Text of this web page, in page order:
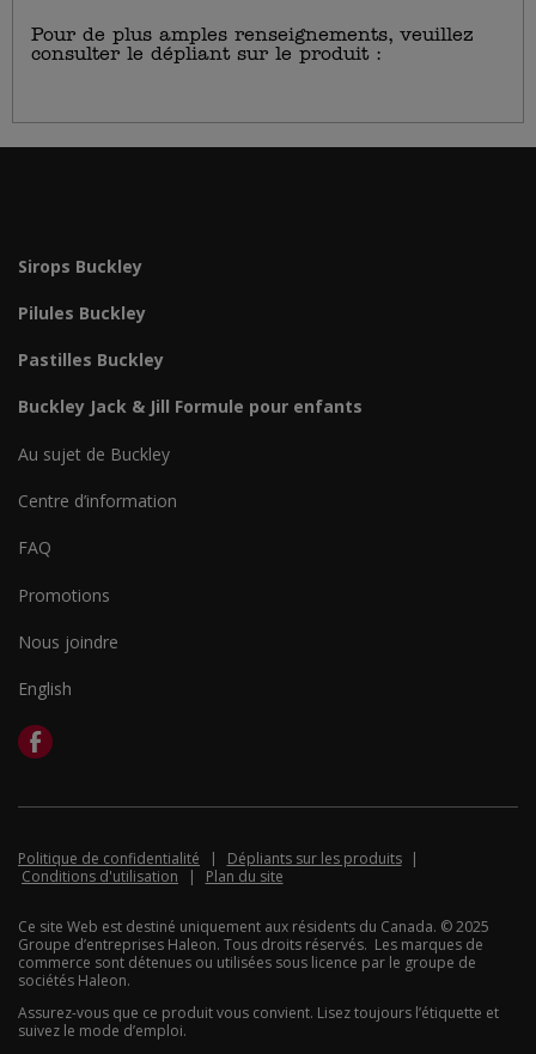
Pour de plus amples renseignements, veuillez
consulter le dépliant sur le produit :
Sirops Buckley
Pilules Buckley
Pastilles Buckley
Buckley Jack & Jill Formule pour enfants
Au sujet de Buckley
Centre d’information
FAQ
Promotions
Nous joindre
English
Politique de confidentialité
Dépliants sur les produits
Conditions d'utilisation
Plan du site
Ce site Web est destiné uniquement aux résidents du Canada. © 2025
Groupe d’entreprises Haleon. Tous droits réservés. Les marques de
commerce sont détenues ou utilisées sous licence par le groupe de
sociétés Haleon.
Assurez-vous que ce produit vous convient. Lisez toujours l’étiquette et
suivez le mode d’emploi.